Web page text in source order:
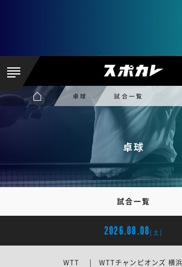
卓球 試合一覧
卓球
試合一覧
2026.08.08 [土]
WTT | WTTチャンピオンズ 横浜